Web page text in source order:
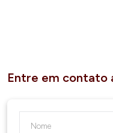
Disponíveis em ligas
tiras podem receber
ou acabamento
estético.
maior
Entre em contato